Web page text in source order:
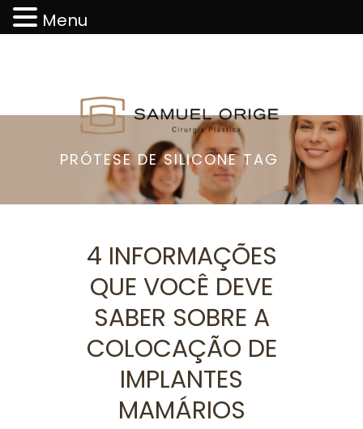
PRÓTESE DE SILICONE TAG
4 INFORMAÇÕES
QUE VOCÊ DEVE
SABER SOBRE A
COLOCAÇÃO DE
IMPLANTES
MAMÁRIOS
Menu